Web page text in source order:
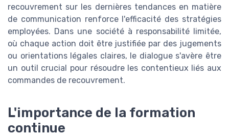
recouvrement sur les dernières tendances en matière
de communication renforce l'efficacité des stratégies
employées. Dans une société à responsabilité limitée,
où chaque action doit être justifiée par des jugements
ou orientations légales claires, le dialogue s'avère être
un outil crucial pour résoudre les contentieux liés aux
commandes de recouvrement.
L'importance de la formation
continue